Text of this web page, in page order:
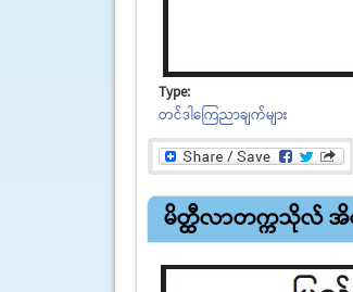
Type:
တင်ဒါကြေညာချက်များ
မိတ္ထီလာတက္ကသိုလ် အိတ်